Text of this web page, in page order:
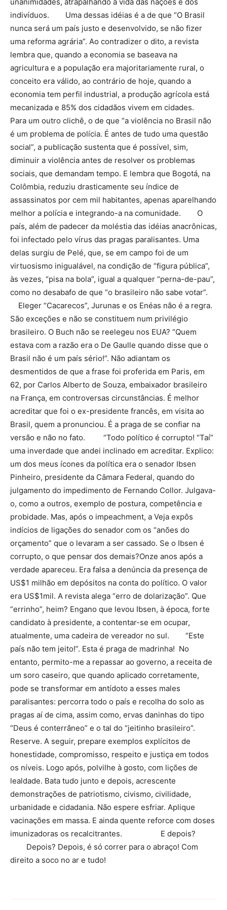
indivíduos. Uma dessas idéias é a de que “O Brasil
nunca será um país justo e desenvolvido, se não fizer
uma reforma agrária”. Ao contradizer o dito, a revista
lembra que, quando a economia se baseava na
agricultura e a população era majoritariamente rural, o
conceito era válido, ao contrário de hoje, quando a
economia tem perfil industrial, a produção agrícola está
mecanizada e 85% dos cidadãos vivem em cidades.
Para um outro clichê, o de que “a violência no Brasil não
é um problema de polícia. É antes de tudo uma questão
social”, a publicação sustenta que é possível, sim,
diminuir a violência antes de resolver os problemas
sociais, que demandam tempo. E lembra que Bogotá, na
Colômbia, reduziu drasticamente seu índice de
assassinatos por cem mil habitantes, apenas aparelhando
melhor a polícia e integrando-a na comunidade. O
país, além de padecer da moléstia das idéias anacrônicas,
foi infectado pelo vírus das pragas paralisantes. Uma
delas surgiu de Pelé, que, se em campo foi de um
virtuosismo inigualável, na condição de “figura pública”,
às vezes, “pisa na bola”, igual a qualquer “perna-de-pau”,
como no desabafo de que “o brasileiro não sabe votar”.
Eleger “Cacarecos”, Jurunas e os Enéas não é a regra.
São exceções e não se constituem num privilégio
brasileiro. O Buch não se reelegeu nos EUA? “Quem
estava com a razão era o De Gaulle quando disse que o
Brasil não é um país sério!”. Não adiantam os
desmentidos de que a frase foi proferida em Paris, em
62, por Carlos Alberto de Souza, embaixador brasileiro
na França, em controversas circunstâncias. É melhor
acreditar que foi o ex-presidente francês, em visita ao
Brasil, quem a pronunciou. É a praga de se confiar na
versão e não no fato. “Todo político é corrupto! “Taí”
uma inverdade que andei inclinado em acreditar. Explico:
um dos meus ícones da política era o senador Ibsen
Pinheiro, presidente da Câmara Federal, quando do
julgamento do impedimento de Fernando Collor. Julgava-
o, como a outros, exemplo de postura, competência e
probidade. Mas, após o impeachment, a Veja expôs
indícios de ligações do senador com os “anões do
orçamento” que o levaram a ser cassado. Se o Ibsen é
corrupto, o que pensar dos demais?Onze anos após a
verdade apareceu. Era falsa a denúncia da presença de
US$1 milhão em depósitos na conta do político. O valor
era US$1mil. A revista alega “erro de dolarização”. Que
“errinho”, heim? Engano que levou Ibsen, à época, forte
candidato à presidente, a contentar-se em ocupar,
atualmente, uma cadeira de vereador no sul. “Este
país não tem jeito!”. Esta é praga de madrinha! No
entanto, permito-me a repassar ao governo, a receita de
um soro caseiro, que quando aplicado corretamente,
pode se transformar em antídoto a esses males
paralisantes: percorra todo o país e recolha do solo as
pragas aí de cima, assim como, ervas daninhas do tipo
“Deus é conterrâneo” e o tal do “jeitinho brasileiro”.
Reserve. A seguir, prepare exemplos explícitos de
honestidade, compromisso, respeito e justiça em todos
os níveis. Logo após, polvilhe à gosto, com lições de
lealdade. Bata tudo junto e depois, acrescente
demonstrações de patriotismo, civismo, civilidade,
urbanidade e cidadania. Não espere esfriar. Aplique
vacinações em massa. E ainda quente reforce com doses
imunizadoras os recalcitrantes. E depois?
Depois? Depois, é só correr para o abraço! Com
direito a soco no ar e tudo!